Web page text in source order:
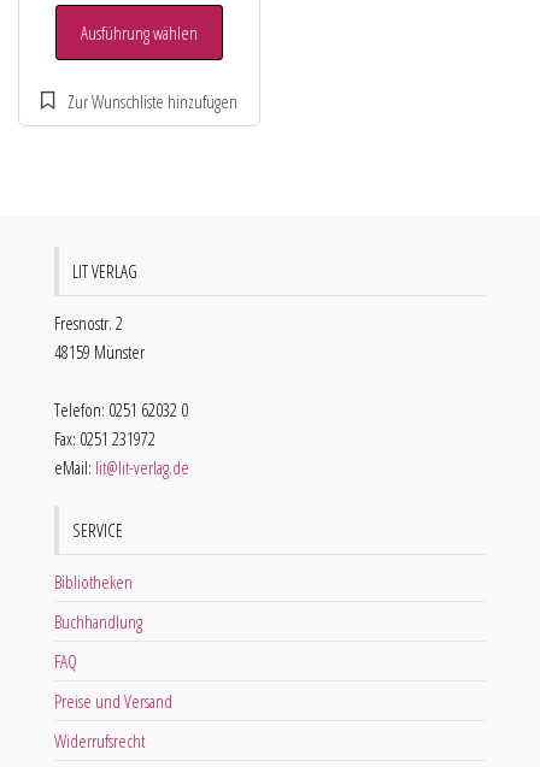
Ausführung wählen
LIT VERLAG
Fresnostr. 2
48159 Münster
Telefon: 0251 62032 0
Fax: 0251 231972
eMail: lit@lit-verlag.de
SERVICE
Bibliotheken
Buchhandlung
FAQ
Preise und Versand
Widerrufsrecht